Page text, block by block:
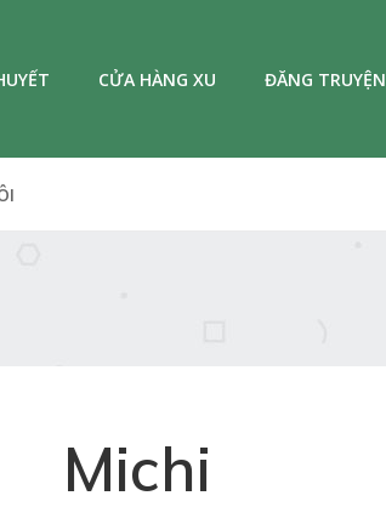
CỬA HÀNG XU ĐĂNG TRUYỆN
Michi